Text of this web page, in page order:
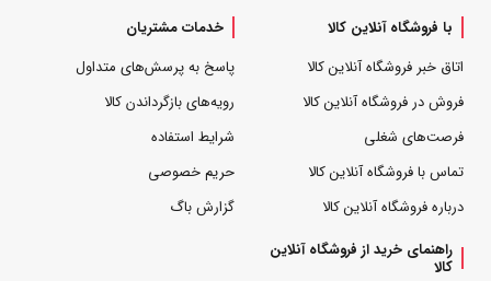
با فروشگاه آنلاین کالا
اتاق خبر فروشگاه آنلاین کالا
فروش در فروشگاه آنلاین کالا
فرصت‌های شغلی
تماس با فروشگاه آنلاین کالا
درباره فروشگاه آنلاین کالا
خدمات مشتریان
پاسخ به پرسش‌های متداول
رویه‌های بازگرداندن کالا
شرایط استفاده
حریم خصوصی
گزارش باگ
راهنمای خرید از فروشگاه آنلاین
کالا